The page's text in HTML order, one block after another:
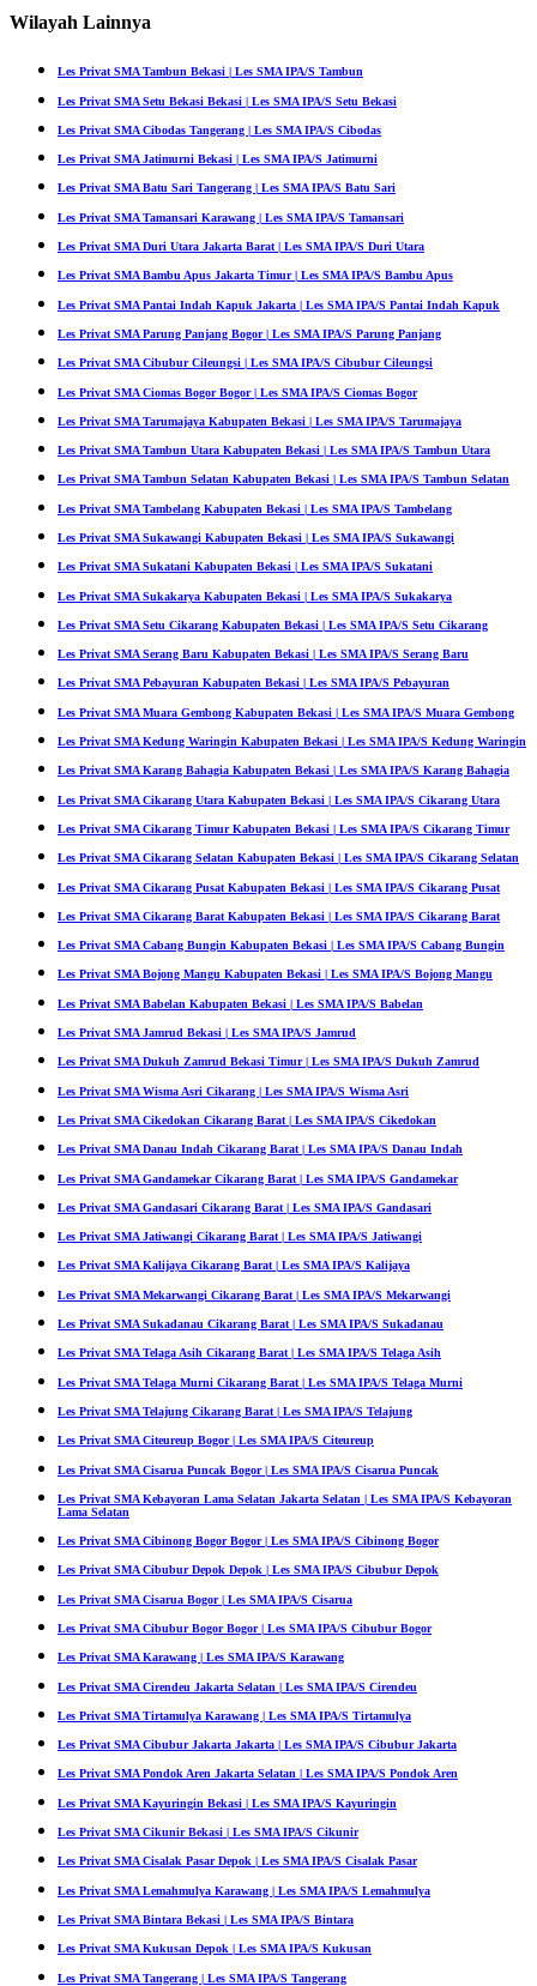
Wilayah Lainnya
Les Privat SMA Tambun Bekasi | Les SMA IPA/S Tambun
Les Privat SMA Setu Bekasi Bekasi | Les SMA IPA/S Setu Bekasi
Les Privat SMA Cibodas Tangerang | Les SMA IPA/S Cibodas
Les Privat SMA Jatimurni Bekasi | Les SMA IPA/S Jatimurni
Les Privat SMA Batu Sari Tangerang | Les SMA IPA/S Batu Sari
Les Privat SMA Tamansari Karawang | Les SMA IPA/S Tamansari
Les Privat SMA Duri Utara Jakarta Barat | Les SMA IPA/S Duri Utara
Les Privat SMA Bambu Apus Jakarta Timur | Les SMA IPA/S Bambu Apus
Les Privat SMA Pantai Indah Kapuk Jakarta | Les SMA IPA/S Pantai Indah Kapuk
Les Privat SMA Parung Panjang Bogor | Les SMA IPA/S Parung Panjang
Les Privat SMA Cibubur Cileungsi | Les SMA IPA/S Cibubur Cileungsi
Les Privat SMA Ciomas Bogor Bogor | Les SMA IPA/S Ciomas Bogor
Les Privat SMA Tarumajaya Kabupaten Bekasi | Les SMA IPA/S Tarumajaya
Les Privat SMA Tambun Utara Kabupaten Bekasi | Les SMA IPA/S Tambun Utara
Les Privat SMA Tambun Selatan Kabupaten Bekasi | Les SMA IPA/S Tambun Selatan
Les Privat SMA Tambelang Kabupaten Bekasi | Les SMA IPA/S Tambelang
Les Privat SMA Sukawangi Kabupaten Bekasi | Les SMA IPA/S Sukawangi
Les Privat SMA Sukatani Kabupaten Bekasi | Les SMA IPA/S Sukatani
Les Privat SMA Sukakarya Kabupaten Bekasi | Les SMA IPA/S Sukakarya
Les Privat SMA Setu Cikarang Kabupaten Bekasi | Les SMA IPA/S Setu Cikarang
Les Privat SMA Serang Baru Kabupaten Bekasi | Les SMA IPA/S Serang Baru
Les Privat SMA Pebayuran Kabupaten Bekasi | Les SMA IPA/S Pebayuran
Les Privat SMA Muara Gembong Kabupaten Bekasi | Les SMA IPA/S Muara Gembong
Les Privat SMA Kedung Waringin Kabupaten Bekasi | Les SMA IPA/S Kedung Waringin
Les Privat SMA Karang Bahagia Kabupaten Bekasi | Les SMA IPA/S Karang Bahagia
Les Privat SMA Cikarang Utara Kabupaten Bekasi | Les SMA IPA/S Cikarang Utara
Les Privat SMA Cikarang Timur Kabupaten Bekasi | Les SMA IPA/S Cikarang Timur
Les Privat SMA Cikarang Selatan Kabupaten Bekasi | Les SMA IPA/S Cikarang Selatan
Les Privat SMA Cikarang Pusat Kabupaten Bekasi | Les SMA IPA/S Cikarang Pusat
Les Privat SMA Cikarang Barat Kabupaten Bekasi | Les SMA IPA/S Cikarang Barat
Les Privat SMA Cabang Bungin Kabupaten Bekasi | Les SMA IPA/S Cabang Bungin
Les Privat SMA Bojong Mangu Kabupaten Bekasi | Les SMA IPA/S Bojong Mangu
Les Privat SMA Babelan Kabupaten Bekasi | Les SMA IPA/S Babelan
Les Privat SMA Jamrud Bekasi | Les SMA IPA/S Jamrud
Les Privat SMA Dukuh Zamrud Bekasi Timur | Les SMA IPA/S Dukuh Zamrud
Les Privat SMA Wisma Asri Cikarang | Les SMA IPA/S Wisma Asri
Les Privat SMA Cikedokan Cikarang Barat | Les SMA IPA/S Cikedokan
Les Privat SMA Danau Indah Cikarang Barat | Les SMA IPA/S Danau Indah
Les Privat SMA Gandamekar Cikarang Barat | Les SMA IPA/S Gandamekar
Les Privat SMA Gandasari Cikarang Barat | Les SMA IPA/S Gandasari
Les Privat SMA Jatiwangi Cikarang Barat | Les SMA IPA/S Jatiwangi
Les Privat SMA Kalijaya Cikarang Barat | Les SMA IPA/S Kalijaya
Les Privat SMA Mekarwangi Cikarang Barat | Les SMA IPA/S Mekarwangi
Les Privat SMA Sukadanau Cikarang Barat | Les SMA IPA/S Sukadanau
Les Privat SMA Telaga Asih Cikarang Barat | Les SMA IPA/S Telaga Asih
Les Privat SMA Telaga Murni Cikarang Barat | Les SMA IPA/S Telaga Murni
Les Privat SMA Telajung Cikarang Barat | Les SMA IPA/S Telajung
Les Privat SMA Citeureup Bogor | Les SMA IPA/S Citeureup
Les Privat SMA Cisarua Puncak Bogor | Les SMA IPA/S Cisarua Puncak
Les Privat SMA Kebayoran Lama Selatan Jakarta Selatan | Les SMA IPA/S Kebayoran
Lama Selatan
Les Privat SMA Cibinong Bogor Bogor | Les SMA IPA/S Cibinong Bogor
Les Privat SMA Cibubur Depok Depok | Les SMA IPA/S Cibubur Depok
Les Privat SMA Cisarua Bogor | Les SMA IPA/S Cisarua
Les Privat SMA Cibubur Bogor Bogor | Les SMA IPA/S Cibubur Bogor
Les Privat SMA Karawang | Les SMA IPA/S Karawang
Les Privat SMA Cirendeu Jakarta Selatan | Les SMA IPA/S Cirendeu
Les Privat SMA Tirtamulya Karawang | Les SMA IPA/S Tirtamulya
Les Privat SMA Cibubur Jakarta Jakarta | Les SMA IPA/S Cibubur Jakarta
Les Privat SMA Pondok Aren Jakarta Selatan | Les SMA IPA/S Pondok Aren
Les Privat SMA Kayuringin Bekasi | Les SMA IPA/S Kayuringin
Les Privat SMA Cikunir Bekasi | Les SMA IPA/S Cikunir
Les Privat SMA Cisalak Pasar Depok | Les SMA IPA/S Cisalak Pasar
Les Privat SMA Lemahmulya Karawang | Les SMA IPA/S Lemahmulya
Les Privat SMA Bintara Bekasi | Les SMA IPA/S Bintara
Les Privat SMA Kukusan Depok | Les SMA IPA/S Kukusan
Les Privat SMA Tangerang | Les SMA IPA/S Tangerang